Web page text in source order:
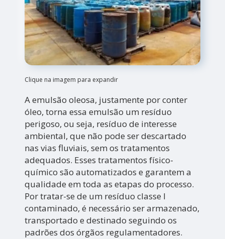
Clique na imagem para expandir
A emulsão oleosa, justamente por conter
óleo, torna essa emulsão um resíduo
perigoso, ou seja, resíduo de interesse
ambiental, que não pode ser descartado
nas vias fluviais, sem os tratamentos
adequados. Esses tratamentos físico-
químico são automatizados e garantem a
qualidade em toda as etapas do processo.
Por tratar-se de um resíduo classe I
contaminado, é necessário ser armazenado,
transportado e destinado seguindo os
padrões dos órgãos regulamentadores.